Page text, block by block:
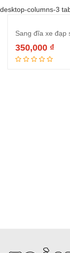
desktop-columns-3
Sang đĩa xe đạp
350,000 ₫